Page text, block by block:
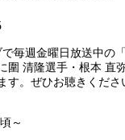
毎週金曜日放送中の
圍 清隆選手・根本 直
す。ぜひお聴きくださ
～